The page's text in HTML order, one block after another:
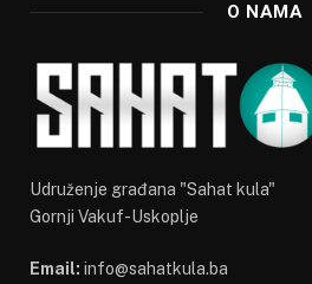
O NAMA
Udruženje građana "Sahat kula"
Gornji Vakuf-Uskoplje
Email: info@sahatkula.ba